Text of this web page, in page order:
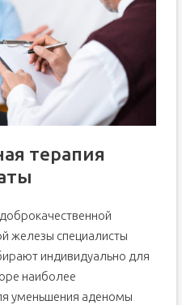
терапия
железы специалисты
индивидуально для
наиболее
уменьшения аденомы